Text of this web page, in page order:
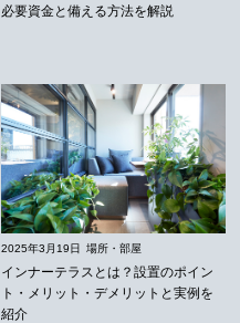
必要資金と備える方法を解説
2025年3月19日 場所・部屋
インナーテラスとは？設置のポイン
ト・メリット・デメリットと実例を
紹介